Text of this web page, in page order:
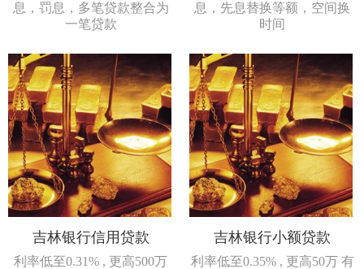
息，罚息，多笔贷款整合为
一笔贷款
息，先息替换等额，空间换
时间
吉林银行信用贷款
利率低至0.31% , 更高500万
吉林银行小额贷款
利率低至0.35% , 更高50万 有